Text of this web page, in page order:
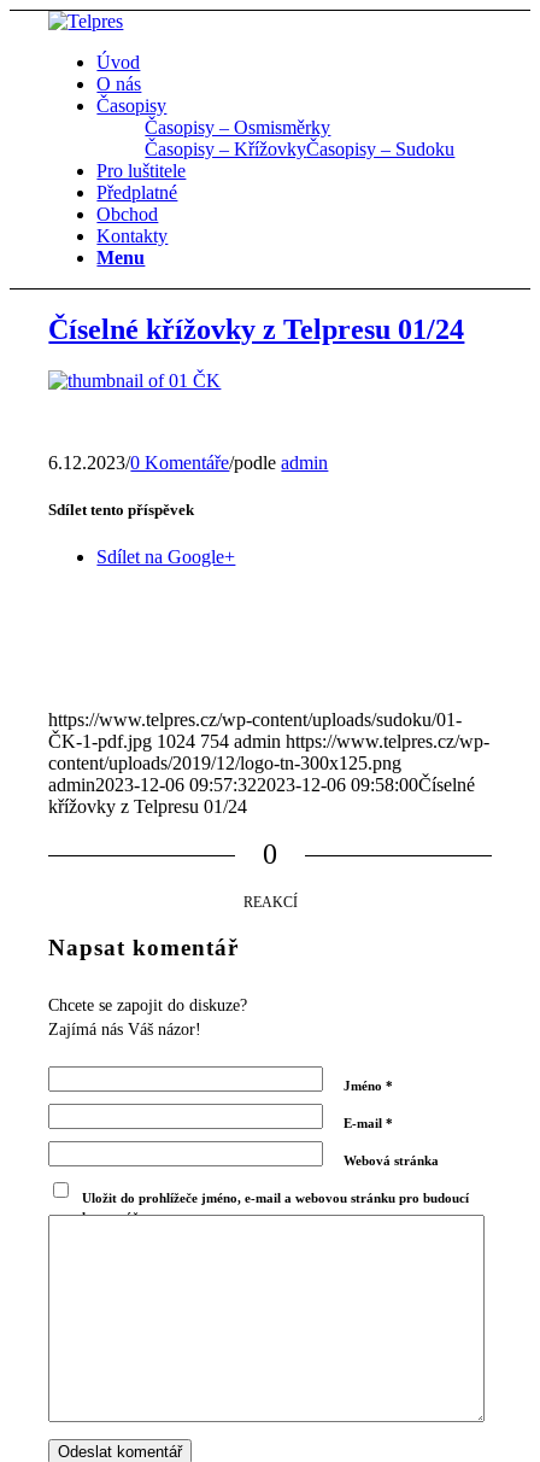
Úvod
O nás
Časopisy
Časopisy – Osmisměrky
Časopisy – KřížovkyČasopisy – Sudoku
Pro luštitele
Předplatné
Obchod
Kontakty
Menu
Číselné křížovky z Telpresu 01/24
6.12.2023/0 Komentáře/podleadmin
Sdílet tento příspěvek
Sdílet na Google+
https://www.telpres.cz/wp-content/uploads/sudoku/01-
ČK-1-pdf.jpg 1024 754 admin https://www.telpres.cz/wp-
content/uploads/2019/12/logo-tn-300x125.png
admin2023-12-06 09:57:322023-12-06 09:58:00Číselné
křížovky z Telpresu 01/24
0
REAKCÍ
Napsat komentář
Chcete se zapojit do diskuze?
Zajímá nás Váš názor!
Jméno*
E-mail*
Webová stránka
Uložit do prohlížeče jméno, e-mail a webovou stránku pro budoucí
komentáře.